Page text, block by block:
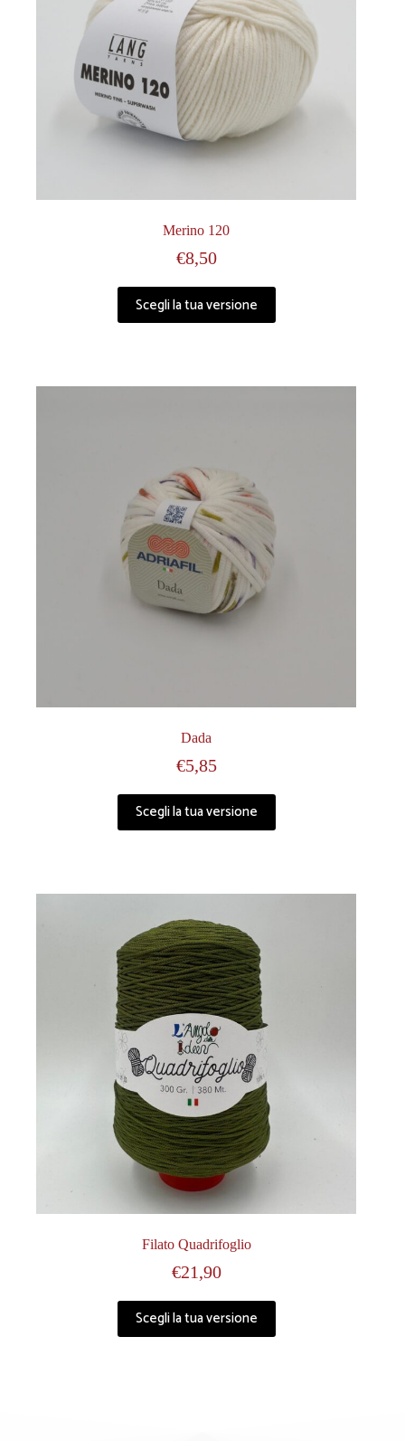
Merino 120
€8,50
Scegli la tua versione
Dada
€5,85
Scegli la tua versione
Filato Quadrifoglio
€21,90
Scegli la tua versione